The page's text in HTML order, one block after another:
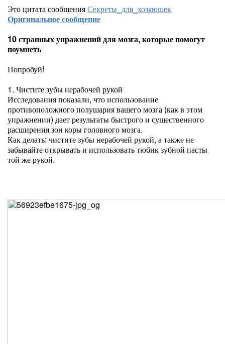
Это цитата сообщенияСекреты_для_хозяюшек
Оригинальное сообщение
10 странных упражнений для мозга, которые помогут
поумнеть
Попробуй!
1. Чистите зубы нерабочей рукой
Исследования показали, что использование
противоположного полушария вашего мозга (как в этом
упражнении) дает результаты быстрого и существенного
расширения зон коры головного мозга.
Как делать: чистите зубы нерабочей рукой, а также не
забывайте открывать и использовать тюбик зубной пасты
той же рукой.